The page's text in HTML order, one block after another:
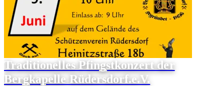
Traditionelles Pfingstkonzert der
Bergkapelle Rüdersdorf.e.V.